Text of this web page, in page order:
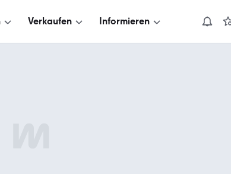
Verkaufen Informieren